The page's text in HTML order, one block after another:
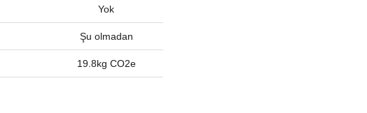
Yok
Şu olmadan
19.8kg CO2e